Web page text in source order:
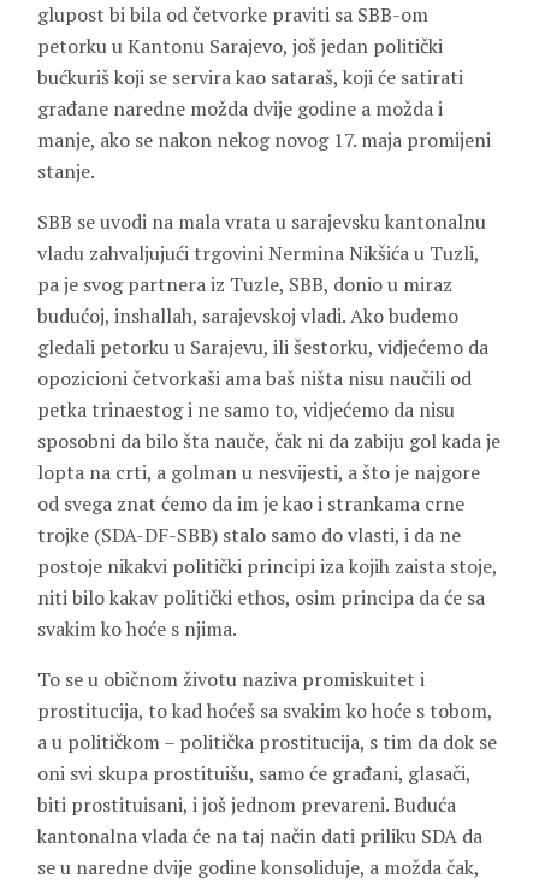
glupost bi bila od četvorke praviti sa SBB-om
petorku u Kantonu Sarajevo, još jedan politički
bućkuriš koji se servira kao sataraš, koji će satirati
građane naredne možda dvije godine a možda i
manje, ako se nakon nekog novog 17. maja promijeni
stanje.
SBB se uvodi na mala vrata u sarajevsku kantonalnu
vladu zahvaljujući trgovini Nermina Nikšića u Tuzli,
pa je svog partnera iz Tuzle, SBB, donio u miraz
budućoj, inshallah, sarajevskoj vladi. Ako budemo
gledali petorku u Sarajevu, ili šestorku, vidjećemo da
opozicioni četvorkaši ama baš ništa nisu naučili od
petka trinaestog i ne samo to, vidjećemo da nisu
sposobni da bilo šta nauče, čak ni da zabiju gol kada je
lopta na crti, a golman u nesvijesti, a što je najgore
od svega znat ćemo da im je kao i strankama crne
trojke (SDA-DF-SBB) stalo samo do vlasti, i da ne
postoje nikakvi politički principi iza kojih zaista stoje,
niti bilo kakav politički ethos, osim principa da će sa
svakim ko hoće s njima.
To se u običnom životu naziva promiskuitet i
prostitucija, to kad hoćeš sa svakim ko hoće s tobom,
a u političkom – politička prostitucija, s tim da dok se
oni svi skupa prostituišu, samo će građani, glasači,
biti prostituisani, i još jednom prevareni. Buduća
kantonalna vlada će na taj način dati priliku SDA da
se u naredne dvije godine konsoliduje, a možda čak,